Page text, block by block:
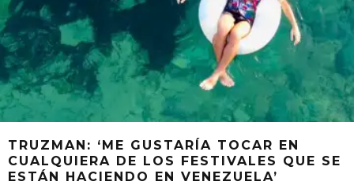
TRUZMAN: ‘ME GUSTARÍA TOCAR EN
CUALQUIERA DE LOS FESTIVALES QUE SE
ESTÁN HACIENDO EN VENEZUELA’